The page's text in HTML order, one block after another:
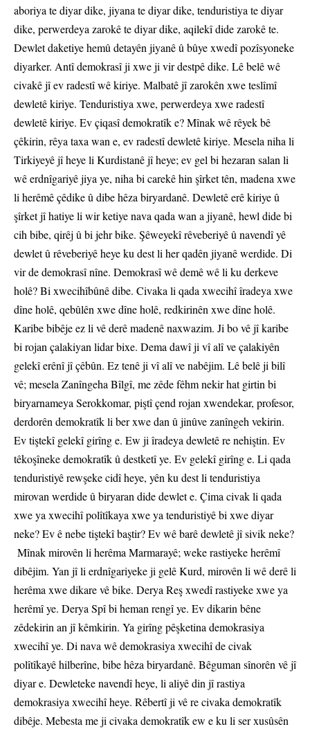
aboriya te diyar dike, jiyana te diyar dike, tenduristiya te diyar
dike, perwerdeya zarokê te diyar dike, aqilekî dide zarokê te.
Dewlet daketiye hemû detayên jiyanê û bûye xwedî pozîsyoneke
diyarker. Antî demokrasî ji xwe ji vir destpê dike. Lê belê wê
civakê jî ev radestî wê kiriye. Malbatê jî zarokên xwe teslîmî
dewletê kiriye. Tenduristiya xwe, perwerdeya xwe radestî
dewletê kiriye. Ev çiqasî demokratîk e? Mînak wê rêyek bê
çêkirin, rêya taxa wan e, ev radestî dewletê kiriye. Mesela niha li
Tirkiyeyê jî heye li Kurdistanê jî heye; ev gel bi hezaran salan li
wê erdnîgariyê jiya ye, niha bi carekê hin şîrket tên, madena xwe
li herêmê çêdike û dibe hêza biryardanê. Dewletê erê kiriye û
şîrket jî hatiye li wir ketiye nava qada wan a jiyanê, hewl dide bi
cih bibe, qirêj û bi jehr bike. Şêweyekî rêveberiyê û navendî yê
dewlet û rêveberiyê heye ku dest li her qadên jiyanê werdide. Di
vir de demokrasî nîne. Demokrasî wê demê wê li ku derkeve
holê? Bi xwecihîbûnê dibe. Civaka li qada xwecihî îradeya xwe
dîne holê, qebûlên xwe dîne holê, redkirinên xwe dîne holê.
Karibe bibêje ez li vê derê madenê naxwazim. Ji bo vê jî karibe
bi rojan çalakiyan lidar bixe. Dema dawî ji vî alî ve çalakiyên
gelekî erênî jî çêbûn. Ez tenê ji vî alî ve nabêjim. Lê belê ji bilî
vê; mesela Zanîngeha Bîlgî, me zêde fêhm nekir hat girtin bi
biryarnameya Serokkomar, piştî çend rojan xwendekar, profesor,
derdorên demokratîk li ber xwe dan û jinûve zanîngeh vekirin.
Ev tiştekî gelekî girîng e. Ew ji îradeya dewletê re nehiştin. Ev
têkoşîneke demokratîk û destketî ye. Ev gelekî girîng e. Li qada
tenduristiyê rewşeke cidî heye, yên ku dest li tenduristiya
mirovan werdide û biryaran dide dewlet e. Çima civak li qada
xwe ya xwecihî polîtîkaya xwe ya tenduristiyê bi xwe diyar
neke? Ev ê nebe tiştekî baştir? Ev wê barê dewletê jî sivik neke?
Mînak mirovên li herêma Marmarayê; weke rastiyeke herêmî
dibêjim. Yan jî li erdnîgariyeke ji gelê Kurd, mirovên li wê derê li
herêma xwe dikare vê bike. Derya Reş xwedî rastiyeke xwe ya
herêmî ye. Derya Spî bi heman rengî ye. Ev dikarin bêne
zêdekirin an jî kêmkirin. Ya girîng pêşketina demokrasiya
xwecihî ye. Di nava wê demokrasiya xwecihî de civak
polîtîkayê hilberîne, bibe hêza biryardanê. Bêguman sînorên vê jî
diyar e. Dewleteke navendî heye, li aliyê din jî rastiya
demokrasiya xwecihî heye. Rêbertî ji vê re civaka demokratîk
dibêje. Mebesta me ji civaka demokratîk ew e ku li ser xusûsên